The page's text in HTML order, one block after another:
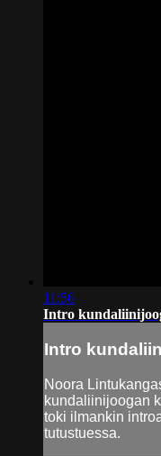
11:56
Intro
Intro
Noora
kundaliinijoogan
toki ilmankin
tutustuessa.